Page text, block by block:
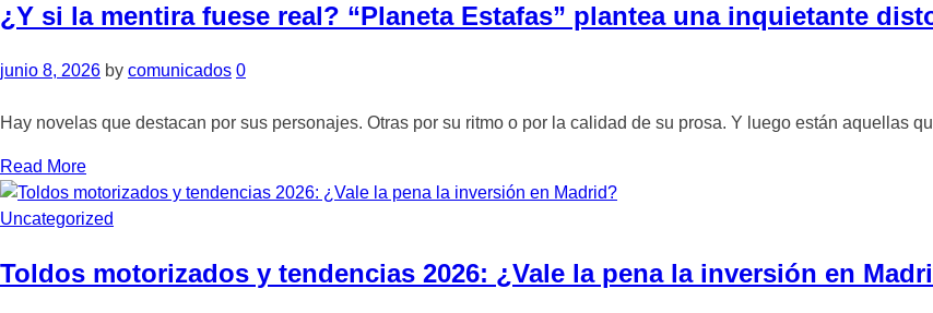
¿Y si la mentira fuese real? “Planeta Estafas” plantea una inquietante
junio 8, 2026 by comunicados 0
Hay novelas que destacan por sus personajes. Otras por su ritmo o por la calidad de su prosa. Y luego están aquellas
Read More
Uncategorized
Toldos motorizados y tendencias 2026: ¿Vale la pena la inversión en